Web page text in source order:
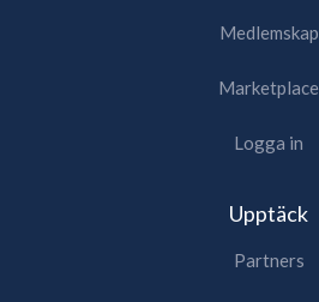
Medlemskap
Marketplace
Logga in
Upptäck
Partners